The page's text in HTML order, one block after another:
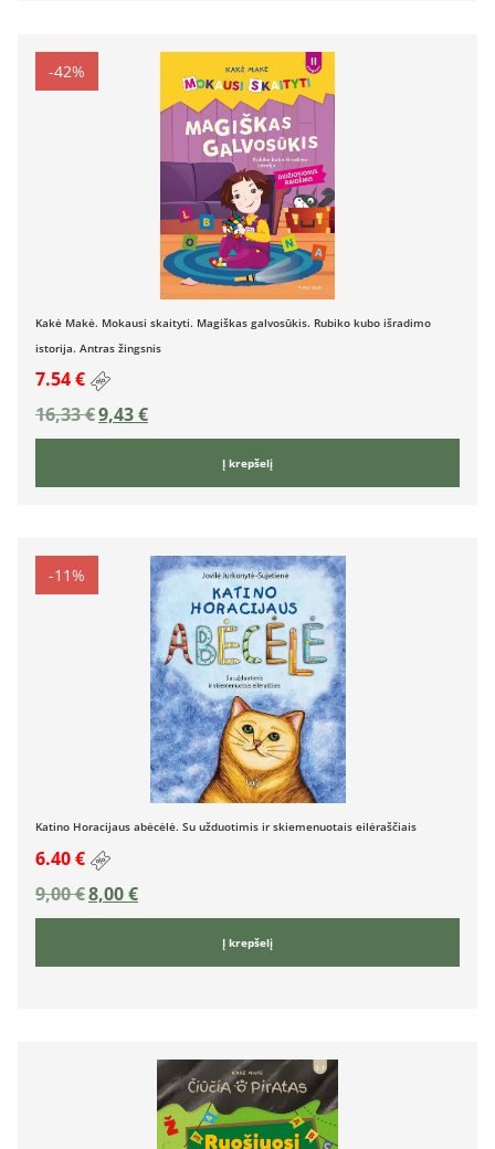
-42%
Kakė Makė. Mokausi skaityti. Magiškas galvosūkis. Rubiko kubo išradimo
istorija. Antras žingsnis
7.54 €
16,33€9,43€
Į krepšelį
-11%
Katino Horacijaus abėcėlė. Su užduotimis ir skiemenuotais eilėraščiais
6.40 €
9,00€8,00€
Į krepšelį